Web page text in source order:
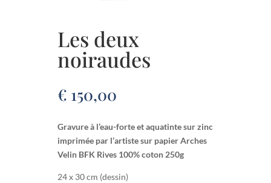
Les deux
noiraudes
€ 150,00
Gravure à l’eau-forte et aquatinte sur zinc
imprimée par l’artiste sur papier Arches
Velin BFK Rives 100% coton 250g
24 x 30 cm (dessin)